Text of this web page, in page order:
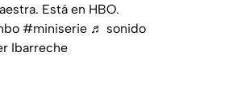
Está en HBO.
#miniserie ♬ sonido
Ibarreche